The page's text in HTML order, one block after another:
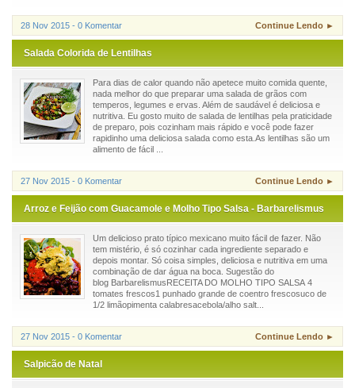
28 Nov 2015 - 0 Komentar Continue Lendo ►
Salada Colorida de Lentilhas
Para dias de calor quando não apetece muito comida quente,
nada melhor do que preparar uma salada de grãos com
temperos, legumes e ervas. Além de saudável é deliciosa e
nutritiva. Eu gosto muito de salada de lentilhas pela praticidade
de preparo, pois cozinham mais rápido e você pode fazer
rapidinho uma deliciosa salada como esta.As lentilhas são um
alimento de fácil ...
27 Nov 2015 - 0 Komentar Continue Lendo ►
Arroz e Feijão com Guacamole e Molho Tipo Salsa - Barbarelismus
Um delicioso prato típico mexicano muito fácil de fazer. Não
tem mistério, é só cozinhar cada ingrediente separado e
depois montar. Só coisa simples, deliciosa e nutritiva em uma
combinação de dar água na boca. Sugestão do
blog BarbarelismusRECEITA DO MOLHO TIPO SALSA 4
tomates frescos1 punhado grande de coentro frescosuco de
1/2 limãopimenta calabresacebola/alho salt...
27 Nov 2015 - 0 Komentar Continue Lendo ►
Salpicão de Natal